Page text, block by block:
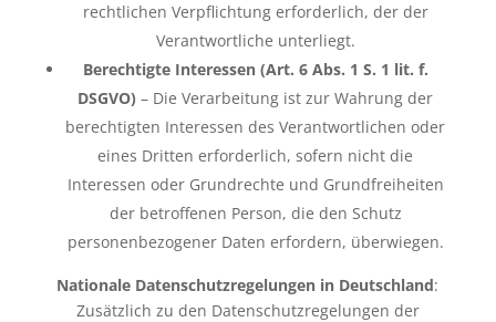
rechtlichen Verpflichtung erforderlich, der der
Verantwortliche unterliegt.
Berechtigte Interessen (Art. 6 Abs. 1 S. 1 lit. f.
DSGVO) – Die Verarbeitung ist zur Wahrung der
berechtigten Interessen des Verantwortlichen oder
eines Dritten erforderlich, sofern nicht die
Interessen oder Grundrechte und Grundfreiheiten
der betroffenen Person, die den Schutz
personenbezogener Daten erfordern, überwiegen.
Nationale Datenschutzregelungen in Deutschland:
Zusätzlich zu den Datenschutzregelungen der